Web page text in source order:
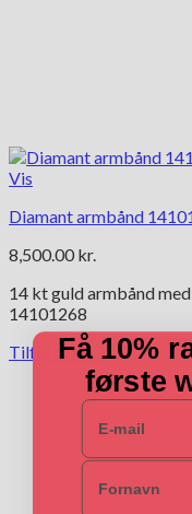
Vis
Diamant armbånd
8,500.00 kr.
14 kt guld armbånd
14101268
Tilføj til kurvFå 10%
første
E-mail
Navn